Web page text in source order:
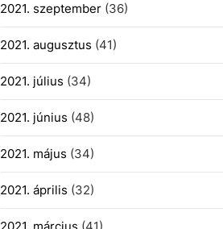
2021. szeptember(36)
2021. augusztus (41)
2021. július (34)
2021. június (48)
2021. május (34)
2021. április (32)